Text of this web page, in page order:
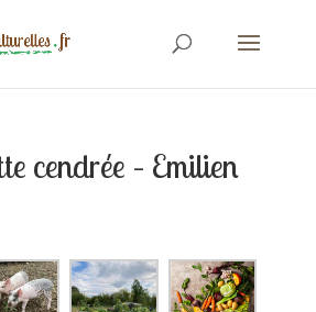
cendrée – Emilien